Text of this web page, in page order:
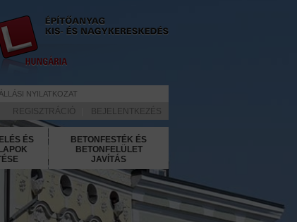
NYILATKOZAT
REGISZTRÁCIÓ BEJELENTKEZÉS
ÉS
BETONFESTÉK ÉS
BETONFELÜLET
JAVÍTÁS